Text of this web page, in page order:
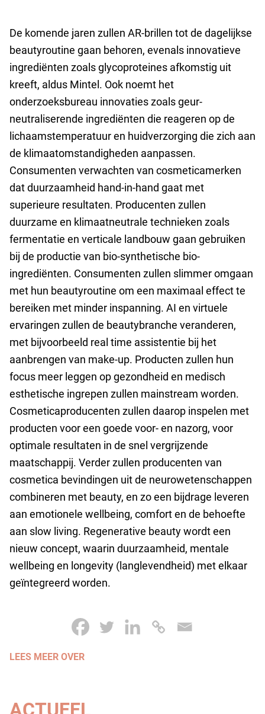
De komende jaren zullen AR-brillen tot de dagelijkse
beautyroutine gaan behoren, evenals innovatieve
ingrediënten zoals glycoproteines afkomstig uit
kreeft, aldus Mintel. Ook noemt het
onderzoeksbureau innovaties zoals geur-
neutraliserende ingrediënten die reageren op de
lichaamstemperatuur en huidverzorging die zich aan
de klimaatomstandigheden aanpassen.
Consumenten verwachten van cosmeticamerken
dat duurzaamheid hand-in-hand gaat met
superieure resultaten. Producenten zullen
duurzame en klimaatneutrale technieken zoals
fermentatie en verticale landbouw gaan gebruiken
bij de productie van bio-synthetische bio-
ingrediënten. Consumenten zullen slimmer omgaan
met hun beautyroutine om een maximaal effect te
bereiken met minder inspanning. AI en virtuele
ervaringen zullen de beautybranche veranderen,
met bijvoorbeeld real time assistentie bij het
aanbrengen van make-up. Producten zullen hun
focus meer leggen op gezondheid en medisch
esthetische ingrepen zullen mainstream worden.
Cosmeticaproducenten zullen daarop inspelen met
producten voor een goede voor- en nazorg, voor
optimale resultaten in de snel vergrijzende
maatschappij. Verder zullen producenten van
cosmetica bevindingen uit de neurowetenschappen
combineren met beauty, en zo een bijdrage leveren
aan emotionele wellbeing, comfort en de behoefte
aan slow living. Regenerative beauty wordt een
nieuw concept, waarin duurzaamheid, mentale
wellbeing en longevity (langlevendheid) met elkaar
geïntegreerd worden.
LEES MEER OVER